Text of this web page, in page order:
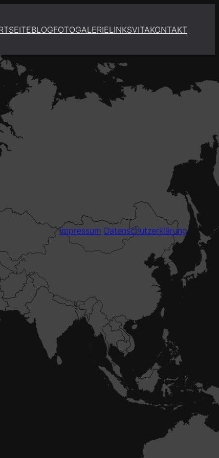
BLOGFOTOGALERIELINKSVITAKONTAKT
Impressum Datenschutzerklärung